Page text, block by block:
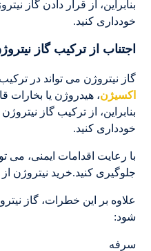
بنابراین، از قرار دادن گاز
خودداری کنید.
اجتناب از ترکیب گاز
گاز نیتروژن می تواند در
اکسیژن، هیدروژن یا بخارات
بنابراین، از ترکیب گاز
خودداری کنید.
با رعایت اقدامات ایمنی، می
جلوگیری کنید.خرید نیتروژن
علاوه بر این خطرات، گاز
شود:
سرفه